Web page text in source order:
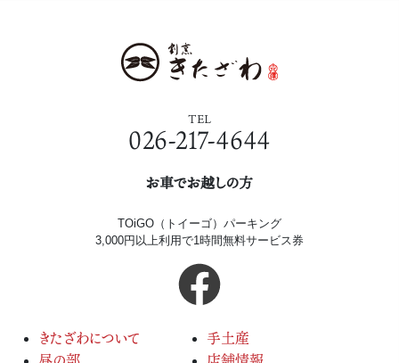
TEL
026-217-4644
お車でお越しの方
TOiGO（トイーゴ）パーキング
3,000円以上利用で1時間無料サービス券
きたざわについて
手土産